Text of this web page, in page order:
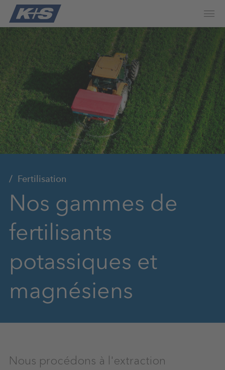
Fertilisation
Nos gammes de
fertilisants
potassiques et
magnésiens
Nous procédons à l'extraction